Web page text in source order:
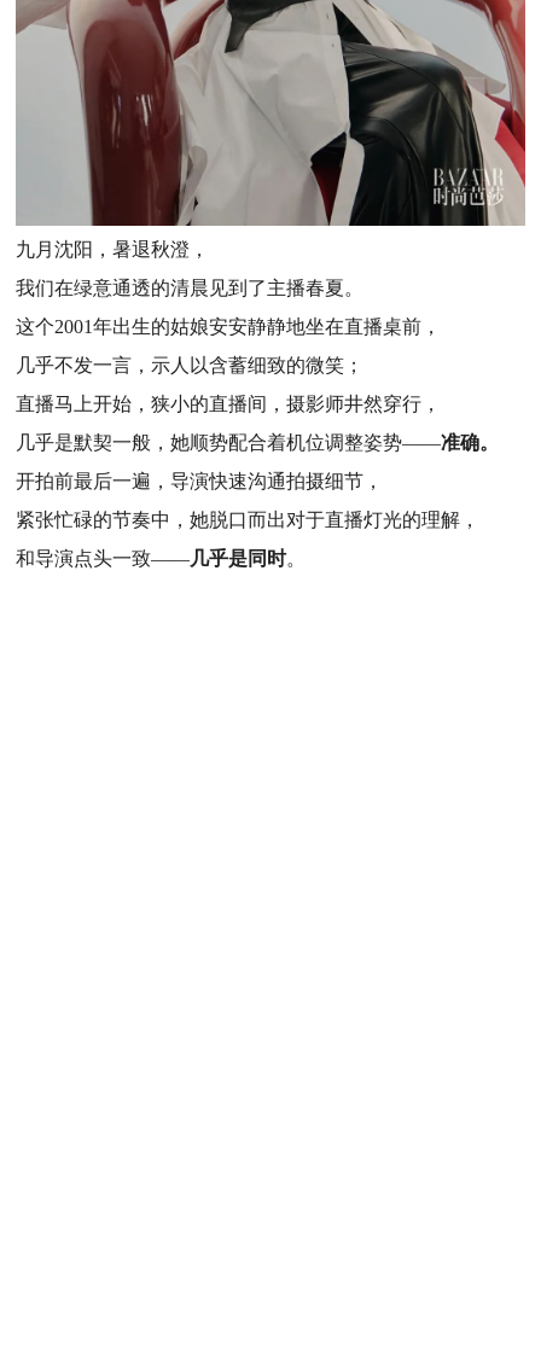
九月沈阳，暑退秋澄，
我们在绿意通透的清晨见到了主播春夏。
这个2001年出生的姑娘安安静静地坐在直播桌前，
几乎不发一言，示人以含蓄细致的微笑；
直播马上开始，狭小的直播间，摄影师井然穿行，
几乎是默契一般，她顺势配合着机位调整姿势——准确。
开拍前最后一遍，导演快速沟通拍摄细节，
紧张忙碌的节奏中，她脱口而出对于直播灯光的理解，
和导演点头一致——几乎是同时。